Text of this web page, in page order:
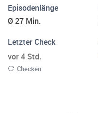
Episodenlänge
Ø 27 Min.
Letzter Check
vor 4 Std.
Checken